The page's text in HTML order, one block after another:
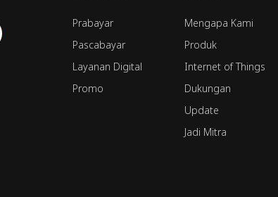
Prabayar
Pascabayar
Layanan Digital
Promo
Mengapa Kami
Produk
Internet of Things
Dukungan
Update
Jadi Mitra